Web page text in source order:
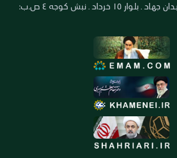
العنوان: ايران ـ قم ـ ميدان جهاد ـ بلوار ١٥ خرداد ـ نبش كوجه ٤ ص.ب: